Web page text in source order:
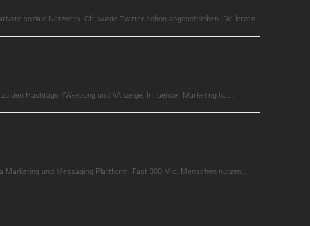
soziale Netzwerk. Oft wurde Twitter schon abgeschrieben. Die letzen…
den Hashtags #Werbung und #Anzeige. Influencer Marketing hat…
Marketing und Messaging Plattform. Fast 300 Mio. Menschen nutzen…